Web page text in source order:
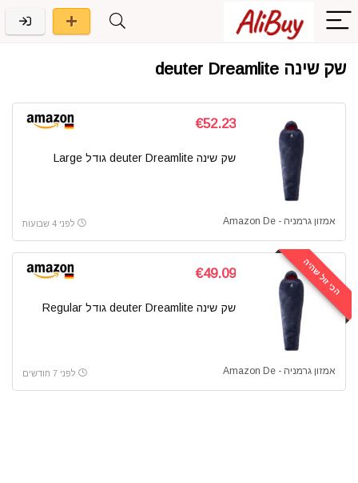
שק שינה deuter Dreamlite
€52.23
שק שינה deuter Dreamlite גודל Large
אמזון גרמניה - Amazon De לפני 4 שבועות
הכי זול שהיה €49.09
שק שינה deuter Dreamlite גודל ‎Regular
אמזון גרמניה - Amazon De לפני 7 חודשים